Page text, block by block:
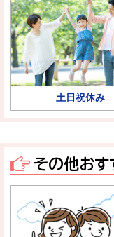
土日祝休み
その他おす